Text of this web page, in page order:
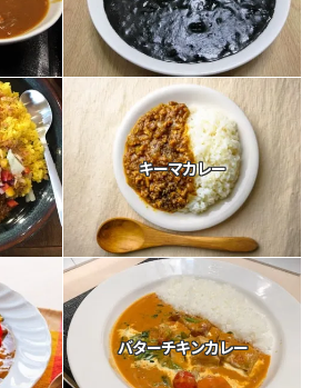
キーマカレー
バターチキンカレー